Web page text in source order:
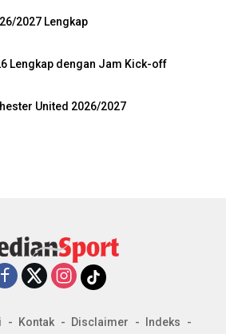
2027 Lengkap
Lengkap dengan Jam Kick-off
United 2026/2027
Kontak Disclaimer
Indeks